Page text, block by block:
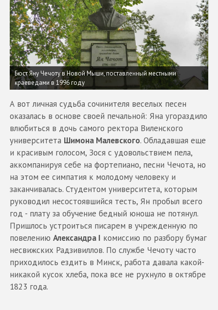
Бюст Яну Чечоту в Новой Мыши, поставленный местными
краеведами в 1996 году
А вот личная судьба сочинителя веселых песен
оказалась в основе своей печальной: Яна угораздило
влюбиться в дочь самого ректора Виленского
университета Шимона Малевского. Обладавшая еще
и красивым голосом, Зося с удовольствием пела,
аккомпанируя себе на фортепиано, песни Чечота, но
на этом ее симпатия к молодому человеку и
заканчивалась. Студентом университета, которым
руководил несостоявшийся тесть, Ян пробыл всего
год - плату за обучение бедный юноша не потянул.
Пришлось устроиться писарем в учрежденную по
повелению Александра I комиссию по разбору бумаг
несвижских Радзивиллов. По службе Чечоту часто
приходилось ездить в Минск, работа давала какой-
никакой кусок хлеба, пока все не рухнуло в октябре
1823 года.